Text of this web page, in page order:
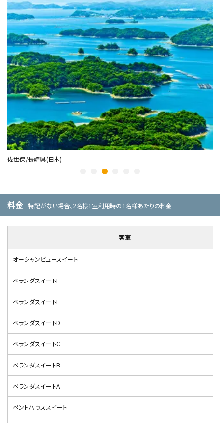
佐世保/長崎県(日本)
料金 特記がない場合、2名様1室利用時の1名様あたりの料金
客室
オーシャンビュースイート
ベランダスイートF
ベランダスイートE
ベランダスイートD
ベランダスイートC
ベランダスイートB
ベランダスイートA
ペントハウススイート